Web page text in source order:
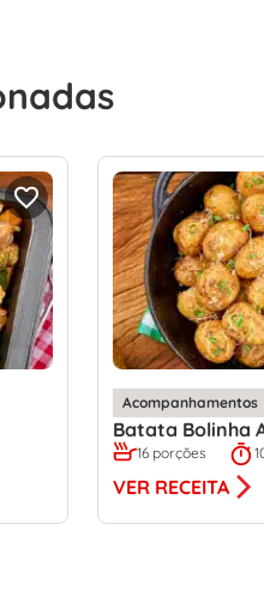
Acompanhamentos
Batata Bolinha
16 porções
VER RECEITA